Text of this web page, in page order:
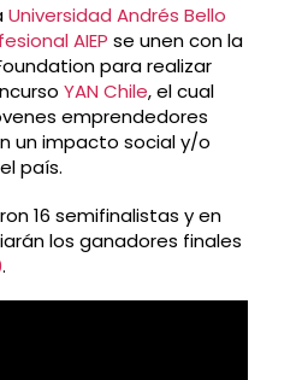
Universidad Andrés Bello
AIEP se unen con la
para realizar
YAN Chile, el cual
emprendedores
un impacto social y/o
país.
16 semifinalistas y en
los ganadores finales
.